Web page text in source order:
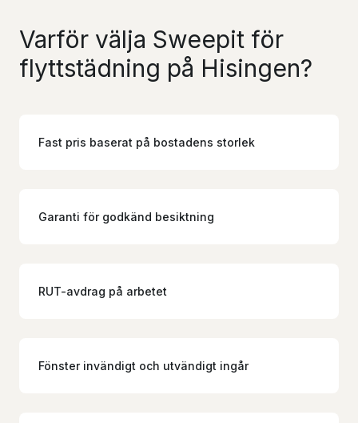
Varför välja Sweepit för
flyttstädning på Hisingen?
Fast pris baserat på bostadens storlek
Garanti för godkänd besiktning
RUT-avdrag på arbetet
Fönster invändigt och utvändigt ingår